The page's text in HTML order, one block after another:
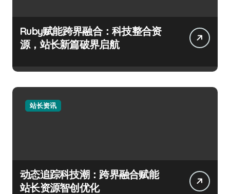
Ruby赋能跨界融合：科技整合资
源，站长新篇破界启航
站长资讯
动态追踪科技潮：跨界融合赋能
站长资源智创优化